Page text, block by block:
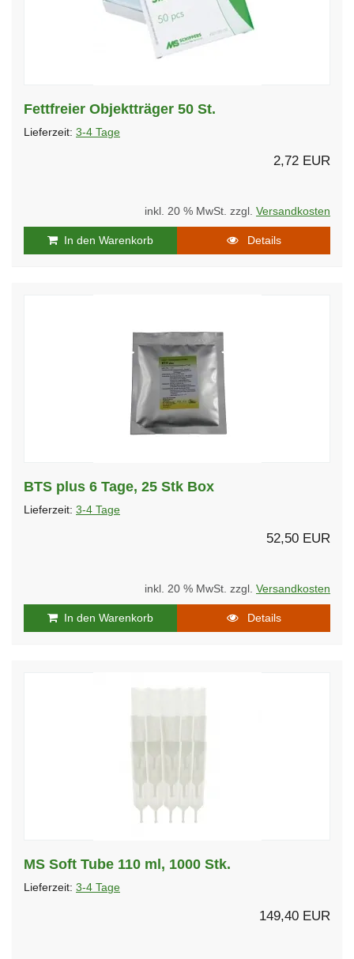
Fettfreier Objektträger 50 St.
Lieferzeit: 3-4 Tage
2,72 EUR
inkl. 20 % MwSt. zzgl. Versandkosten
In den Warenkorb Details
BTS plus 6 Tage, 25 Stk Box
Lieferzeit: 3-4 Tage
52,50 EUR
inkl. 20 % MwSt. zzgl. Versandkosten
In den Warenkorb Details
MS Soft Tube 110 ml, 1000 Stk.
Lieferzeit: 3-4 Tage
149,40 EUR